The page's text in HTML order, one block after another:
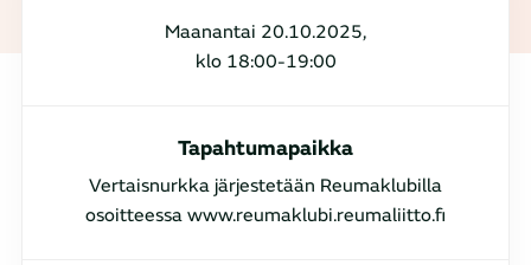
Maanantai 20.10.2025,
klo 18:00-19:00
Tapahtumapaikka
Vertaisnurkka järjestetään Reumaklubilla
osoitteessa www.reumaklubi.reumaliitto.fi